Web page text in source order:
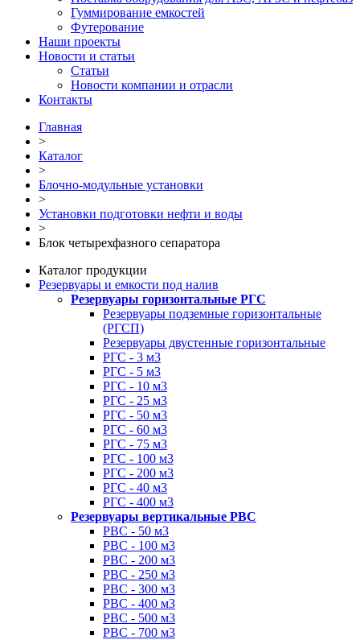
Гуммирование емкостей
Футерование
Наши проекты
Новости и статьи
Статьи
Новости компании и отрасли
Контакты
Главная
>
Каталог
>
Блочно-модульные установки
>
Установки подготовки нефти и воды
>
Блок четырехфазного сепаратора
Каталог продукции
Резервуары и емкости под налив
Резервуары горизонтальные РГС
Резервуары подземные горизонтальные
(РГСП)
Резервуары двустенные горизонтальные
РГС - 3 м3
РГС - 5 м3
РГС - 10 м3
РГС - 25 м3
РГС - 50 м3
РГС - 60 м3
РГС - 75 м3
РГС - 100 м3
РГС - 200 м3
РГС - 40 м3
РГС - 400 м3
Резервуары вертикальные РВС
РВС - 50 м3
РВС - 100 м3
РВС - 200 м3
РВС - 250 м3
РВС - 300 м3
РВС - 400 м3
РВС - 500 м3
РВС - 700 м3